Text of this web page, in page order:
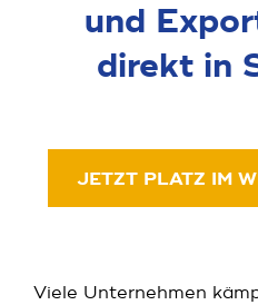
und
direkt in
JETZT PLATZ IM
Viele Unternehmen